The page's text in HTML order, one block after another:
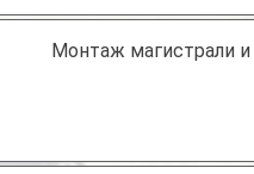
Монтаж магистрали